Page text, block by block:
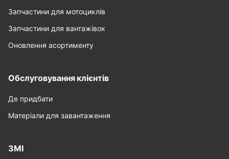
Запчастини для мотоциклів
Запчастини для вантажівок
Оновлення асортименту
Обслуговування клієнтів
Де придбати
Матеріали для завантаження
ЗМІ